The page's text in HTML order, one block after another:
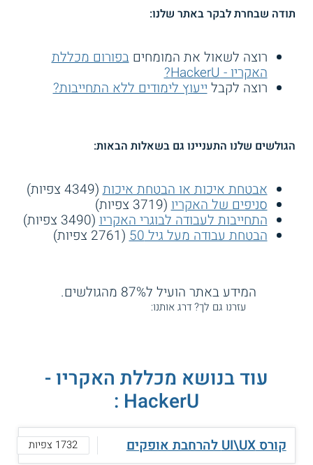
תודה שבחרת לבקר באתר שלנו:
רוצה לשאול את המומחיםבפורום מכללת
האקריו - HackerU?
רוצה לקבלייעוץ לימודים ללא התחייבות?
הגולשים שלנו התעניינו גם בשאלות הבאות:
אבטחת איכות או הבטחת איכות(4349 צפיות)
סניפים של האקריו(3719 צפיות)
התחייבות לעבודה לבוגרי האקריו(3490 צפיות)
הבטחת עבודה מעל גיל 50 (2761 צפיות)
המידע באתר הועיל ל87% מהגולשים.
עזרנו גם לך? דרג אותנו:
עוד בנושא מכללת האקריו -
HackerU :
קורס UI\UX להרחבת אופקים 1732 צפיות